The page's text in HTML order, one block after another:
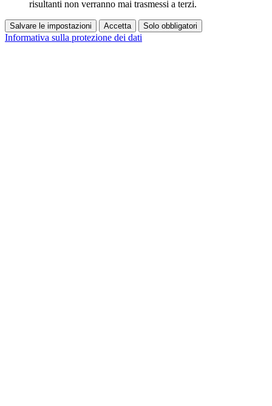
risultanti non verranno mai trasmessi a terzi.
Salvare le impostazioni Accetta Solo obbligatori
Informativa sulla protezione dei dati